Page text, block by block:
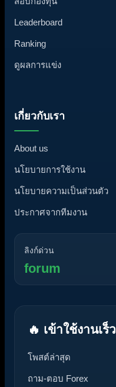
Leaderboard
Ranking
ดูผลการแข่ง
เกี่ยวกับเรา
About us
นโยบายการใช้งาน
นโยบายความเป็นส่วนตัว
ประกาศจากทีมงาน
ลิงก์ด่วน
forum
🔥 เข้าใช้งานเร็ว
โพสต์ล่าสุด
ถาม-ตอบ Forex